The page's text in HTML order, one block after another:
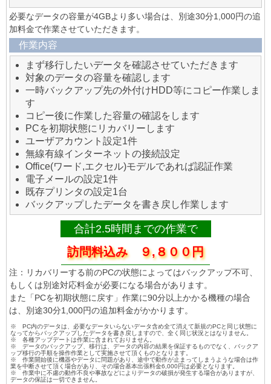
必要なデータの容量が4GBより多い場合は、別途30分1,000円の追
加料金で作業させていただきます。
作業内容
まず移行したいデータを確認させていただきます
対象のデータの容量を確認します
一時バックアップ先の外付けHDD等にコピー作業しま
す
コピー後に作業した容量の確認をします
PCを初期状態にリカバリーします
ユーザアカウント設定1件
無線有線インターネットの接続設定
Office(ワード,エクセル)モデルであれば認証作業
電子メールの設定1件
既存プリンタの設定1台
バックアップしたデータを書き戻し作業します
合計2.5時間までの作業で
訪問料込み ９,８００円
注：リカバリーする前のPCの状態によってはバックアップ不可、
もしくは別途対応料金が必要になる場合があります。
また「PCを初期状態に戻す」作業に90分以上かかる機種の場合
は、別途30分1,000円の追加料金がかかります。
※ PC内のデータは、必要なデータいらないデータ含め全て消えて新規のPCと同じ状態に
なってからバックアップしたデータを書き戻しますので、全く同じ状況とはなりません。
※ 各種アップデートは作業に含まれておりません。
※ データのバックアップ、移行は、データの内容の結果を保証するものでなく、バックア
ップ移行の手順を操作作業として実施させて頂くものとなります。
※ 作業開始後に機器やデータに問題があり、途中で動作が止まってしまうような場合は作
業を中断させて頂く場合があり、その場合基本出張料金6,000円は必要となります。
※ 作業中に不慮の動作不良や事故などによりデータの破損が発生する場合がありますが、
データの保証は一切できません。